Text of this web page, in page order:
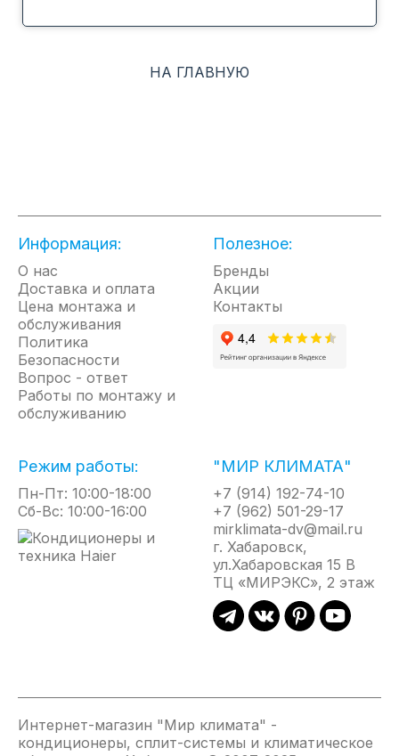
эффективность и удобный функционал которых
Энергоэффективность класса А гарантирует
низкое электропотребление во время работы.
Сенсорная панель управления TOUCH SCREEN
дает возможность интуитивно настроить
необходимы параметры.
Скругленная форма корпуса, колесики и полный
комплект аксессуаров делает установку
максимально удобной, простой и быстрой.
Панель управления TOUCH SCREEN
3 режима работы – охлаждение, осушение и
4 скорости вентилятора (высокая, средняя, низкая,
авто)
Авторестарт, самодиагностика
НА ГЛАВНУЮ
Информация:
О нас
Доставка и оплата
Цена монтажа и
обслуживания
Политика
Безопасности
Вопрос - ответ
Работы по монтажу и
обслуживанию
Полезное:
Бренды
Акции
Контакты
Режим работы:
Пн-Пт: 10:00-18:00
Сб-Вс: 10:00-16:00
"МИР КЛИМАТА"
+7 (914) 192-74-10
+7 (962) 501-29-17
mirklimata-dv@mail.ru
г. Хабаровск,
ул.Хабаровская 15 В
ТЦ «МИРЭКС», 2 этаж
Интернет-магазин "Мир климата" -
кондиционеры, сплит-системы и климатическое